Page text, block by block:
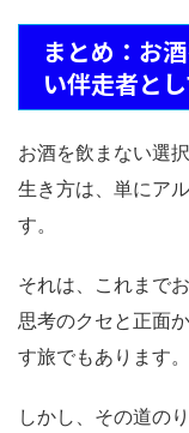
まとめ：お
い伴走者と
お酒を飲まない選
生き方は、単にア
す。
それは、これまで
思考のクセと正面
す旅でもあります。
しかし、その道の